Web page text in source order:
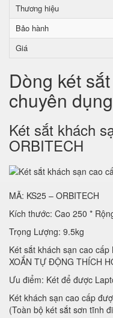
Thương hiệu
Bảo hành
Giá
Dòng két
chuyên
Két sắt khách
ORBITECH
MÃ: KS25 – ORBITECH
Kích thước: Cao 250 *
Trọng Lượng: 9.5kg
Két sắt khách sạn cao
XOẮN TỰ ĐỘNG THÍCH
Ưu điểm: Két để được
Két khách sạn cao cấp
(Toàn bộ két sắt sơn tĩnh